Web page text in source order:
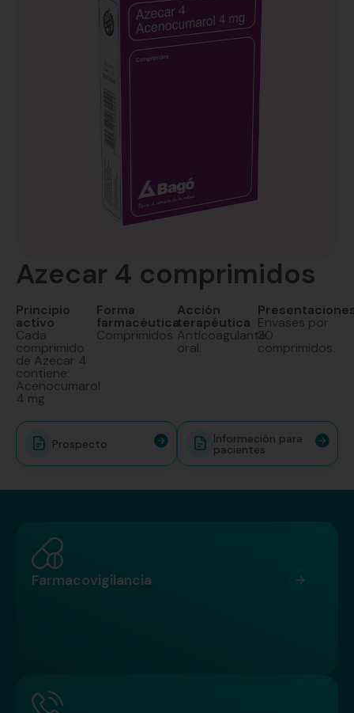
Azecar 4 comprimidos
Principio
activo
Cada
comprimido
de Azecar 4
contiene:
Acenocumarol
4 mg
Forma
farmacéutica
Comprimidos
Acción
terapéutica
Anticoagulante
oral.
Envases por
30
comprimidos.
Prospecto Información para
pacientes
Farmacovigilancia